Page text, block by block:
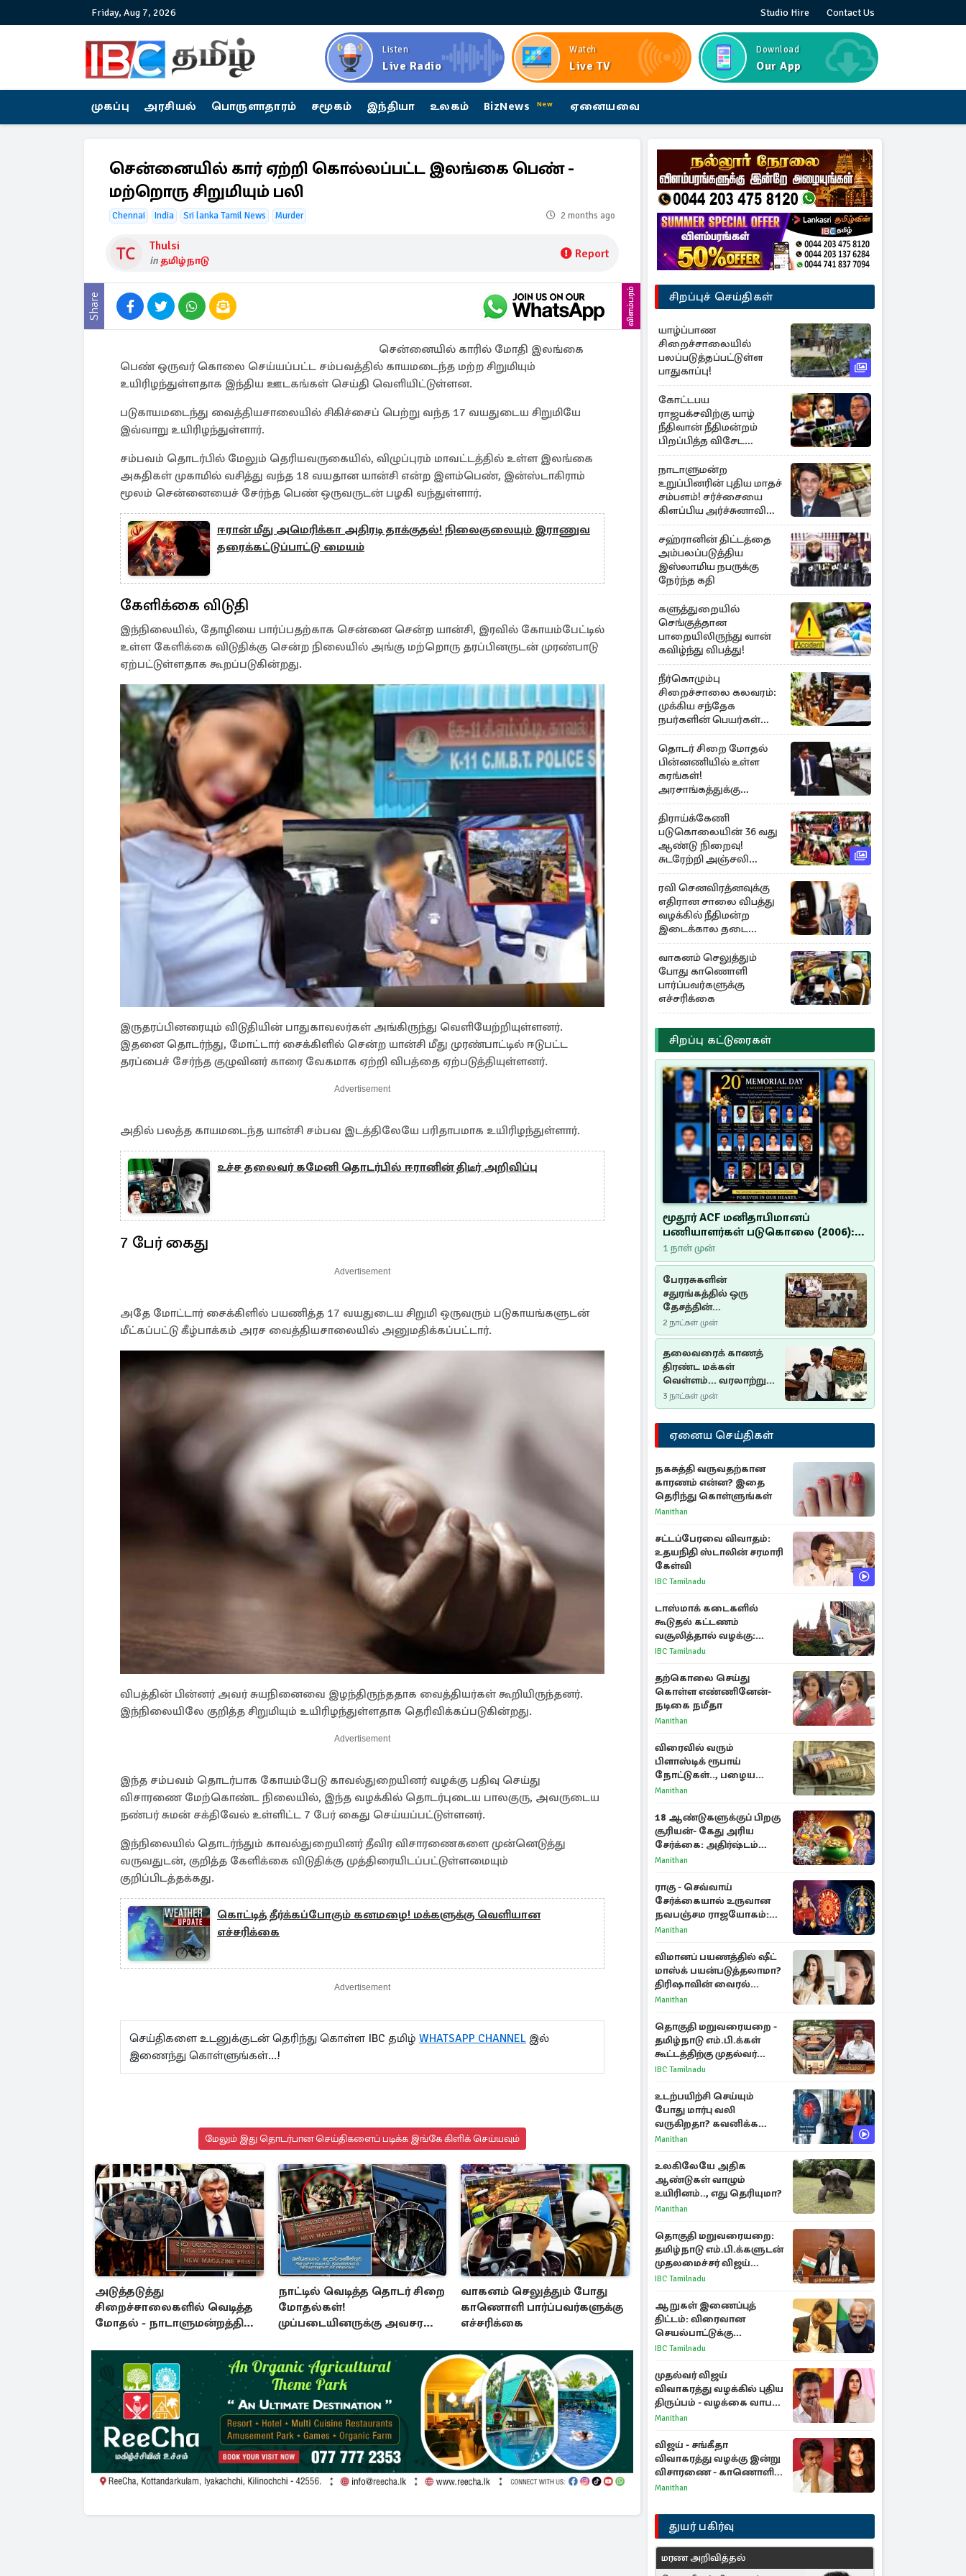
Friday, Aug 7, 2026 Studio Hire Contact Us
Listen
Live Radio
Watch
Live TV
Download
Our App
முகப்பு அரசியல் பொருளாதாரம் சமூகம் இந்தியா உலகம் BizNews New ஏனையவை
சென்னையில் கார் ஏற்றி கொல்லப்பட்ட இலங்கை பெண் -
மற்றொரு சிறுமியும் பலி
Chennai India Sri lanka Tamil News Murder 2 months ago
Thulsi
in தமிழ்நாடு Report
Share விளம்பரம்
சென்னையில் காரில் மோதி இலங்கை
பெண் ஒருவர் கொலை செய்யப்பட்ட சம்பவத்தில் காயமடைந்த மற்ற சிறுமியும்
உயிரிழந்துள்ளதாக இந்திய ஊடகங்கள் செய்தி வெளியிட்டுள்ளன.
படுகாயமடைந்து வைத்தியசாலையில் சிகிச்சைப் பெற்று வந்த 17 வயதுடைய சிறுமியே
இவ்வாறு உயிரிழந்துள்ளார்.
சம்பவம் தொடர்பில் மேலும் தெரியவருகையில், விழுப்புரம் மாவட்டத்தில் உள்ள இலங்கை
அகதிகள் முகாமில் வசித்து வந்த 18 வயதான யான்சி என்ற இளம்பெண், இன்ஸ்டாகிராம்
மூலம் சென்னையைச் சேர்ந்த பெண் ஒருவருடன் பழகி வந்துள்ளார்.
ஈரான் மீது அமெரிக்கா அதிரடி தாக்குதல்! நிலைகுலையும் இராணுவ
தரைக்கட்டுப்பாட்டு மையம்
கேளிக்கை விடுதி
இந்நிலையில், தோழியை பார்ப்பதற்காக சென்னை சென்ற யான்சி, இரவில் கோயம்பேட்டில்
உள்ள கேளிக்கை விடுதிக்கு சென்ற நிலையில் அங்கு மற்றொரு தரப்பினருடன் முரண்பாடு
ஏற்பட்டுள்ளதாக கூறப்படுகின்றது.
இருதரப்பினரையும் விடுதியின் பாதுகாவலர்கள் அங்கிருந்து வெளியேற்றியுள்ளனர்.
இதனை தொடர்ந்து, மோட்டார் சைக்கிளில் சென்ற யான்சி மீது முரண்பாட்டில் ஈடுபட்ட
தரப்பைச் சேர்ந்த குழுவினர் காரை வேகமாக ஏற்றி விபத்தை ஏற்படுத்தியுள்ளனர்.
Advertisement
அதில் பலத்த காயமடைந்த யான்சி சம்பவ இடத்திலேயே பரிதாபமாக உயிரிழந்துள்ளார்.
உச்ச தலைவர் கமேனி தொடர்பில் ஈரானின் திடீர் அறிவிப்பு
7 பேர் கைது
Advertisement
அதே மோட்டார் சைக்கிளில் பயணித்த 17 வயதுடைய சிறுமி ஒருவரும் படுகாயங்களுடன்
மீட்கப்பட்டு கீழ்பாக்கம் அரச வைத்தியசாலையில் அனுமதிக்கப்பட்டார்.
விபத்தின் பின்னர் அவர் சுயநினைவை இழந்திருந்ததாக வைத்தியர்கள் கூறியிருந்தனர்.
இந்நிலையிலே குறித்த சிறுமியும் உயிரிழந்துள்ளதாக தெரிவிக்கப்படுகின்றது.
Advertisement
இந்த சம்பவம் தொடர்பாக கோயம்பேடு காவல்துறையினர் வழக்கு பதிவு செய்து
விசாரணை மேற்கொண்ட நிலையில், இந்த வழக்கில் தொடர்புடைய பாலகுரு, அவருடைய
நண்பர் சுமன் சக்திவேல் உள்ளிட்ட 7 பேர் கைது செய்யப்பட்டுள்ளனர்.
இந்நிலையில் தொடர்ந்தும் காவல்துறையினர் தீவிர விசாரணைகளை முன்னெடுத்து
வருவதுடன், குறித்த கேளிக்கை விடுதிக்கு முத்திரையிடப்பட்டுள்ளமையும்
குறிப்பிடத்தக்கது.
கொட்டித் தீர்க்கப்போகும் கனமழை! மக்களுக்கு வெளியான
எச்சரிக்கை
Advertisement
செய்திகளை உடனுக்குடன் தெரிந்து கொள்ள IBC தமிழ் WHATSAPP CHANNEL இல்
இணைந்து கொள்ளுங்கள்...!
மேலும் இது தொடர்பான செய்திகளைப் படிக்க இங்கே கிளிக் செய்யவும்
அடுத்தடுத்து
சிறைச்சாலைகளில் வெடித்த
மோதல் - நாடாளுமன்றத்தில்
நாட்டில் வெடித்த தொடர் சிறை
மோதல்கள்!
முப்படையினருக்கு அவசர
வாகனம் செலுத்தும் போது
காணொளி பார்ப்பவர்களுக்கு
எச்சரிக்கை
சிறப்புச் செய்திகள்
யாழ்ப்பாண
சிறைச்சாலையில்
பலப்படுத்தப்பட்டுள்ள
பாதுகாப்பு!
கோட்டபய
ராஜபக்சவிற்கு யாழ்
நீதிவான் நீதிமன்றம்
பிறப்பித்த விசேட
உத்தரவு!
நாடாளுமன்ற
உறுப்பினரின் புதிய மாதச்
சம்பளம்! சர்ச்சையை
கிளப்பிய அர்ச்சுனாவின்
அறிக்கை
சஹ்ரானின் திட்டத்தை
அம்பலப்படுத்திய
இஸ்லாமிய நபருக்கு
நேர்ந்த கதி
களுத்துறையில்
செங்குத்தான
பாறையிலிருந்து வான்
கவிழ்ந்து விபத்து!
நீர்கொழும்பு
சிறைச்சாலை கலவரம்:
முக்கிய சந்தேக
நபர்களின் பெயர்கள்
நீதிமன்றில் சமர்ப்பிப்பு!
தொடர் சிறை மோதல்
பின்னணியில் உள்ள
கரங்கள்!
அரசாங்கத்துக்கு
கிடைத்த புலனாய்வு
தகவல்
திராய்க்கேணி
படுகொலையின் 36 வது
ஆண்டு நிறைவு!
சுடரேற்றி அஞ்சலி
செலுத்திய மக்கள்
ரவி செனவிரத்னவுக்கு
எதிரான சாலை விபத்து
வழக்கில் நீதிமன்ற
இடைக்கால தடை
உத்தரவு!
வாகனம் செலுத்தும்
போது காணொளி
பார்ப்பவர்களுக்கு
எச்சரிக்கை
சிறப்பு கட்டுரைகள்
மூதூர் ACF மனிதாபிமானப்
பணியாளர்கள் படுகொலை (2006):
20 ஆண்டுகளாகியும் நீதி
மறுக்கப்பட்ட மனிதாபிமானப்
பேரவலம்
1 நாள் முன்
பேரரசுகளின்
சதுரங்கத்தில் ஒரு
தேசத்தின்
தீர்க்கதரிசனம் :
சுதுமலை பிரகடனம்
ஒரு வரலாற்றுப் பாடம்
2 நாட்கள் முன்
தலைவரைக் காணத்
திரண்ட மக்கள்
வெள்ளம்... வரலாற்றுச்
சிறப்புமிக்க சுதுமலைப்
பிரகடனம்…
3 நாட்கள் முன்
ஏனைய செய்திகள்
நகசுத்தி வருவதற்கான
காரணம் என்ன? இதை
தெரிந்து கொள்ளுங்கள்
Manithan
சட்டப்பேரவை விவாதம்:
உதயநிதி ஸ்டாலின் சரமாரி
கேள்வி
IBC Tamilnadu
டாஸ்மாக் கடைகளில்
கூடுதல் கட்டணம்
வசூலித்தால் வழக்கு:
சென்னை உயர்நீதிமன்றம்
IBC Tamilnadu
தற்கொலை செய்து
கொள்ள எண்ணினேன்-
நடிகை நமீதா
Manithan
விரைவில் வரும்
பிளாஸ்டிக் ரூபாய்
நோட்டுகள்.., பழைய
காகித நோட்டுகள்
Manithan
18 ஆண்டுகளுக்குப் பிறகு
சூரியன்- கேது அரிய
சேர்க்கை: அதிர்ஷ்டம்
பெறும் 3 ராசிகள்!
Manithan
ராகு - செவ்வாய்
சேர்க்கையால் உருவான
நவபஞ்சம ராஜயோகம்:
அதிர்ஷ்டம் பெறும் 3
Manithan
விமானப் பயணத்தில் ஷீட்
மாஸ்க் பயன்படுத்தலாமா?
திரிஷாவின் வைரல்
செல்ஃபிக்கு மருத்துவர்
Manithan
தொகுதி மறுவரையறை -
தமிழ்நாடு எம்.பி.க்கள்
கூட்டத்திற்கு முதல்வர்
விஜய் அழைப்பு
IBC Tamilnadu
உடற்பயிற்சி செய்யும்
போது மார்பு வலி
வருகிறதா? கவனிக்க
வேண்டிய எச்சரிக்கை
Manithan
உலகிலேயே அதிக
ஆண்டுகள் வாழும்
உயிரினம்.., எது தெரியுமா?
Manithan
தொகுதி மறுவரையறை:
தமிழ்நாடு எம்.பி.க்களுடன்
முதலமைச்சர் விஜய்
ஆலோசனை
IBC Tamilnadu
ஆறுகள் இணைப்புத்
திட்டம்: விரைவான
செயல்பாட்டுக்கு
பிரதமருக்கு முதலமைச்சர்
IBC Tamilnadu
முதல்வர் விஜய்
விவாகரத்து வழக்கில் புதிய
திருப்பம் - வழக்கை வாபஸ்
பெற்ற சங்கீதா!
Manithan
விஜய் - சங்கீதா
விவாகரத்து வழக்கு இன்று
விசாரணை - காணொளி
மூலம் ஆஜராக வாய்ப்பு
Manithan
துயர் பகிர்வு
மரண அறிவித்தல்